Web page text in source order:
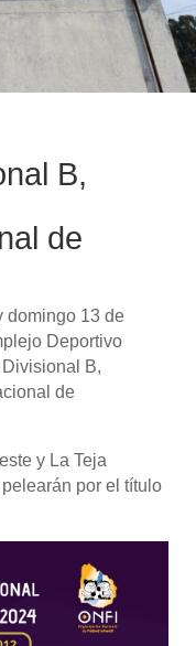
B,
de
domingo 13 de
Deportivo
B,
de
y La Teja
por el título